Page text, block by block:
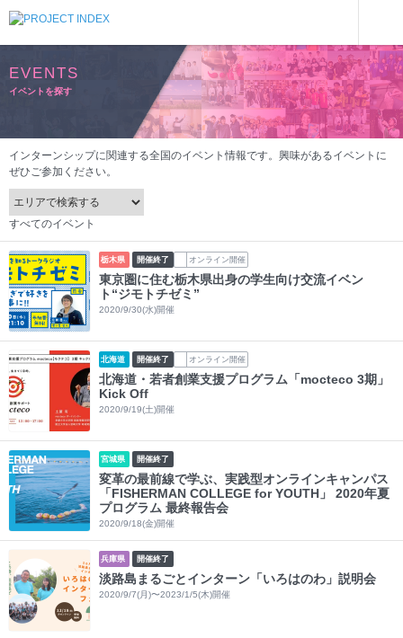
EVENTS
イベントを探す
インターンシップに関連する全国のイベント情報です。興味があるイベントに
ぜひご参加ください。
すべてのイベント
栃木県 開催終了 オンライン開催
東京圏に住む栃木県出身の学生向け交流イベン
ト“ジモトチゼミ”
2020/9/30(水)開催
北海道 開催終了 オンライン開催
北海道・若者創業支援プログラム「mocteco 3期」
Kick Off
2020/9/19(土)開催
宮城県 開催終了
変革の最前線で学ぶ、実践型オンラインキャンパス
「FISHERMAN COLLEGE for YOUTH」 2020年夏
プログラム 最終報告会
2020/9/18(金)開催
兵庫県 開催終了
淡路島まるごとインターン「いろはのわ」説明会
2020/9/7(月)〜2023/1/5(木)開催